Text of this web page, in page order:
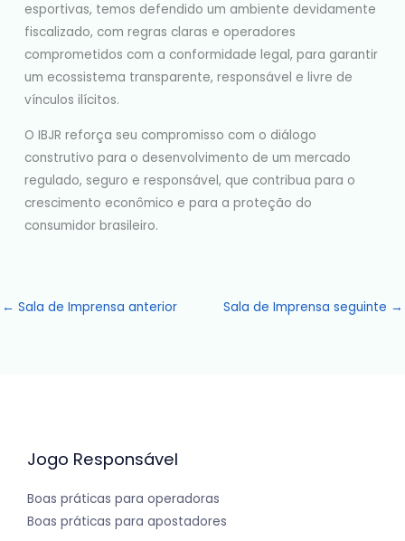
esportivas, temos defendido um ambiente devidamente
fiscalizado, com regras claras e operadores
comprometidos com a conformidade legal, para garantir
um ecossistema transparente, responsável e livre de
vínculos ilícitos.
O IBJR reforça seu compromisso com o diálogo
construtivo para o desenvolvimento de um mercado
regulado, seguro e responsável, que contribua para o
crescimento econômico e para a proteção do
consumidor brasileiro.
← Sala de Imprensa anterior Sala de Imprensa seguinte →
Jogo Responsável
Boas práticas para operadoras
Boas práticas para apostadores